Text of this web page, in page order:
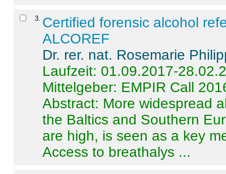
3 Certified forensic alcohol
ALCOREF
Dr. rer. nat. Rosemarie
Laufzeit: 01.09.2017-
Mittelgeber: EMPIR Call
Abstract: More widespread
the Baltics and Southern
are high, is seen as a key
Access to breathalys ...